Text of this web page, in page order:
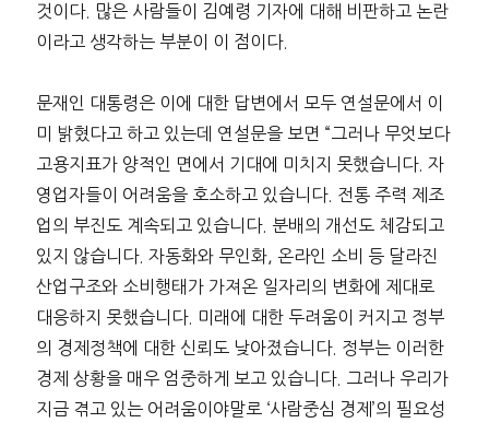
것이다. 많은 사람들이 김예령 기자에 대해 비판하고 논란
이라고 생각하는 부분이 이 점이다.
문재인 대통령은 이에 대한 답변에서 모두 연설문에서 이
미 밝혔다고 하고 있는데 연설문을 보면 “그러나 무엇보다
고용지표가 양적인 면에서 기대에 미치지 못했습니다. 자
영업자들이 어려움을 호소하고 있습니다. 전통 주력 제조
업의 부진도 계속되고 있습니다. 분배의 개선도 체감되고
있지 않습니다. 자동화와 무인화, 온라인 소비 등 달라진
산업구조와 소비행태가 가져온 일자리의 변화에 제대로
대응하지 못했습니다. 미래에 대한 두려움이 커지고 정부
의 경제정책에 대한 신뢰도 낮아졌습니다. 정부는 이러한
경제 상황을 매우 엄중하게 보고 있습니다. 그러나 우리가
지금 겪고 있는 어려움이야말로 ‘사람중심 경제’의 필요성